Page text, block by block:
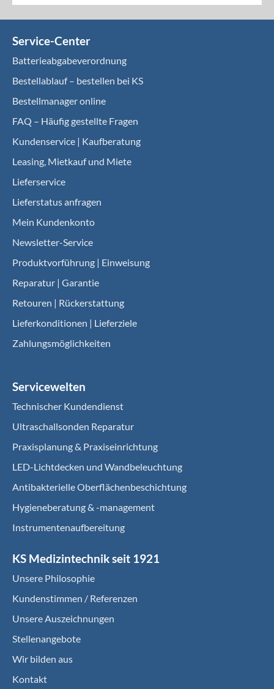
Service-Center
Batterieabgabeverordnung
Bestellablauf – bestellen bei KS
Bestellmanager online
FAQ – Häufig gestellte Fragen
Kundenservice | Kaufberatung
Leasing, Mietkauf und Miete
Lieferservice
Lieferstatus anfragen
Mein Kundenkonto
Newsletter-Service
Produktvorführung | Einweisung
Reparatur | Garantie
Retouren | Rückerstattung
Lieferkonditionen | Lieferziele
Zahlungsmöglichkeiten
Servicewelten
Technischer Kundendienst
Ultraschallsonden Reparatur
Praxisplanung & Praxiseinrichtung
LED-Lichtdecken und Wandbeleuchtung
Antibakterielle Oberflächenbeschichtung
Hygieneberatung & -management
Instrumentenaufbereitung
KS Medizintechnik seit 1921
Unsere Philosophie
Kundenstimmen / Referenzen
Unsere Auszeichnungen
Stellenangebote
Wir bilden aus
Kontakt